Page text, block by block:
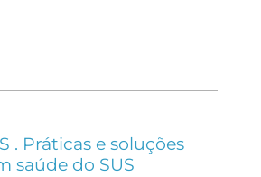
. Práticas e soluções
saúde do SUS